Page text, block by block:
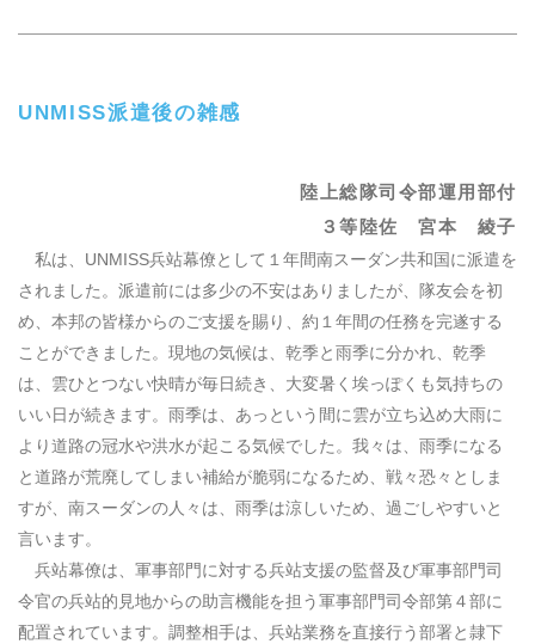
UNMISS派遣後の雑感
陸上総隊司令部運用部付
３等陸佐 宮本 綾子
私は、 UNMISS兵站幕僚として１年間南スーダン共和国に派遣を
されました。派遣前には多少の不安はありましたが、隊友会を初
め、本邦の皆様からのご支援を賜り、約１年間の任務を完遂する
ことができました。現地の気候は、乾季と雨季に分かれ、乾季
は、雲ひとつない快晴が毎日続き、大変暑く埃っぽくも気持ちの
いい日が続きます。雨季は、あっという間に雲が立ち込め大雨に
より道路の冠水や洪水が起こる気候でした。我々は、雨季になる
と道路が荒廃してしまい補給が脆弱になるため、戦々恐々としま
すが、南スーダンの人々は、雨季は涼しいため、過ごしやすいと
言います。
兵站幕僚は、軍事部門に対する兵站支援の監督及び軍事部門司
令官の兵站的見地からの助言機能を担う軍事部門司令部第４部に
配置されています。調整相手は、兵站業務を直接行う部署と隷下